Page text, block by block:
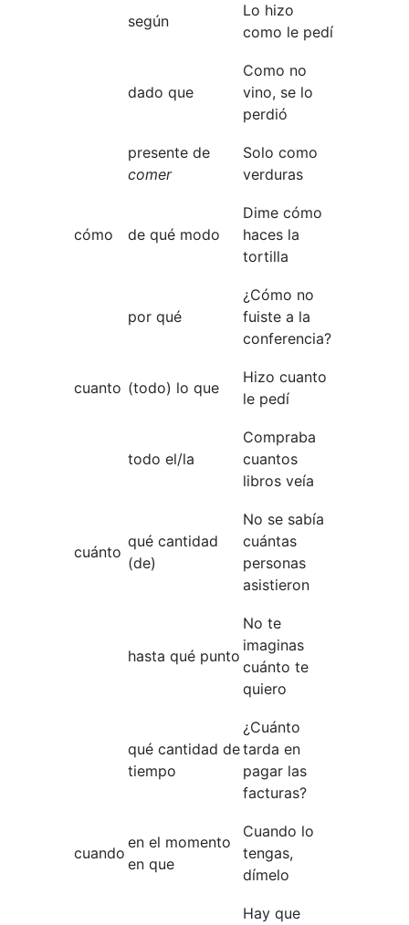
según
Lo hizo
como le pedí
dado que
Como no
vino, se lo
perdió
presente de
comer
Solo como
verduras
cómo de qué modo
Dime cómo
haces la
tortilla
por qué
¿Cómo no
fuiste a la
conferencia?
cuanto (todo) lo que
Hizo cuanto
le pedí
todo el/la
Compraba
cuantos
libros veía
cuánto
qué cantidad
(de)
No se sabía
cuántas
personas
asistieron
hasta qué punto
No te
imaginas
cuánto te
quiero
qué cantidad de
tiempo
¿Cuánto
tarda en
pagar las
facturas?
cuando
en el momento
en que
Cuando lo
tengas,
dímelo
Hay que